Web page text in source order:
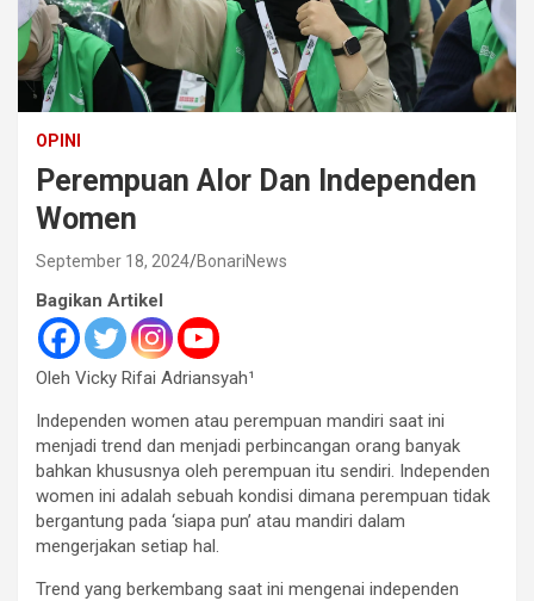
OPINI
Perempuan Alor Dan Independen
Women
September 18, 2024 BonariNews
Bagikan Artikel
Oleh Vicky Rifai Adriansyah¹
Independen women atau perempuan mandiri saat ini
menjadi trend dan menjadi perbincangan orang banyak
bahkan khususnya oleh perempuan itu sendiri. Independen
women ini adalah sebuah kondisi dimana perempuan tidak
bergantung pada ‘siapa pun’ atau mandiri dalam
mengerjakan setiap hal.
Trend yang berkembang saat ini mengenai independen